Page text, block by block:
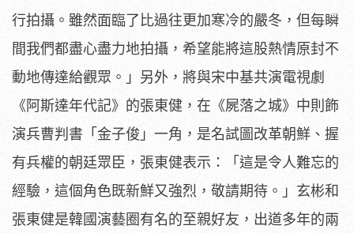
行拍攝。雖然面臨了比過往更加寒冷的嚴冬，但每瞬
間我們都盡心盡力地拍攝，希望能將這股熱情原封不
動地傳達給觀眾。」另外，將與宋中基共演電視劇
《阿斯達年代記》的張東健，在《屍落之城》中則飾
演兵曹判書「金子俊」一角，是名試圖改革朝鮮、握
有兵權的朝廷眾臣，張東健表示：「這是令人難忘的
經驗，這個角色既新鮮又強烈，敬請期待。」玄彬和
張東健是韓國演藝圈有名的至親好友，出道多年的兩